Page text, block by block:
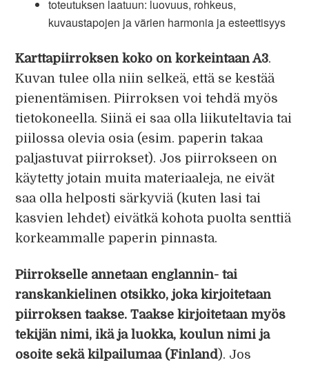
toteutuksen laatuun: luovuus, rohkeus,
kuvaustapojen ja värien harmonia ja esteettisyys
Karttapiirroksen koko on korkeintaan A3.
Kuvan tulee olla niin selkeä, että se kestää
pienentämisen. Piirroksen voi tehdä myös
tietokoneella. Siinä ei saa olla liikuteltavia tai
piilossa olevia osia (esim. paperin takaa
paljastuvat piirrokset). Jos piirrokseen on
käytetty jotain muita materiaaleja, ne eivät
saa olla helposti särkyviä (kuten lasi tai
kasvien lehdet) eivätkä kohota puolta senttiä
korkeammalle paperin pinnasta.
Piirrokselle annetaan englannin- tai
ranskankielinen otsikko, joka kirjoitetaan
piirroksen taakse. Taakse kirjoitetaan myös
tekijän nimi, ikä ja luokka, koulun nimi ja
osoite sekä kilpailumaa (Finland). Jos